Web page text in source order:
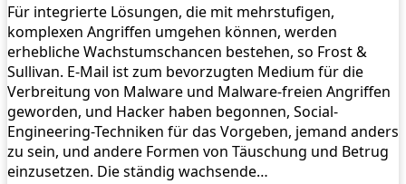
Für integrierte Lösungen, die mit mehrstufigen,
komplexen Angriffen umgehen können, werden
erhebliche Wachstumschancen bestehen, so Frost &
Sullivan. E-Mail ist zum bevorzugten Medium für die
Verbreitung von Malware und Malware-freien Angriffen
geworden, und Hacker haben begonnen, Social-
Engineering-Techniken für das Vorgeben, jemand anders
zu sein, und andere Formen von Täuschung und Betrug
einzusetzen. Die ständig wachsende…